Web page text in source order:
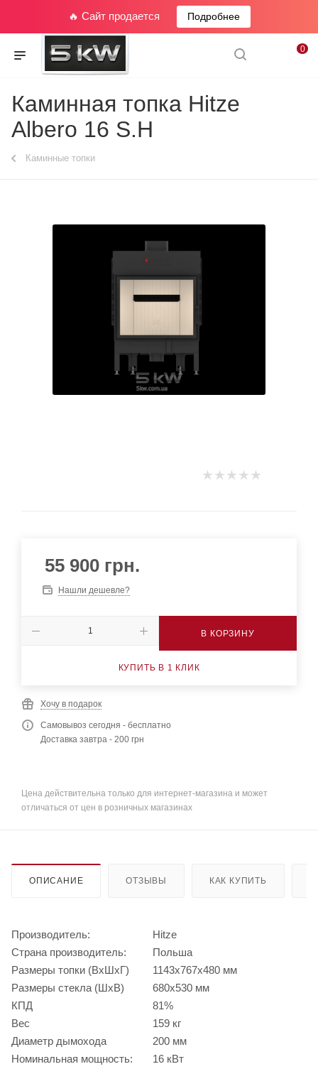
🔥 Сайт продается Подробнее
0
Каминная топка Hitze
Albero 16 S.H
Каминные топки
55 900 грн.
Нашли дешевле?
В КОРЗИНУ
КУПИТЬ В 1 КЛИК
Хочу в подарок
Самовывоз сегодня - бесплатно
Доставка завтра - 200 грн
Цена действительна только для интернет-магазина и может
отличаться от цен в розничных магазинах
ОПИСАНИЕ ОТЗЫВЫ КАК КУПИТЬ
Производитель:
Hitze
Страна производитель:
Польша
Размеры топки (ВхШхГ)
1143х767х480 мм
Размеры стекла (ШхВ)
680х530 мм
КПД
81%
Вес
159 кг
Диаметр дымохода
200 мм
Номинальная мощность:
16 кВт